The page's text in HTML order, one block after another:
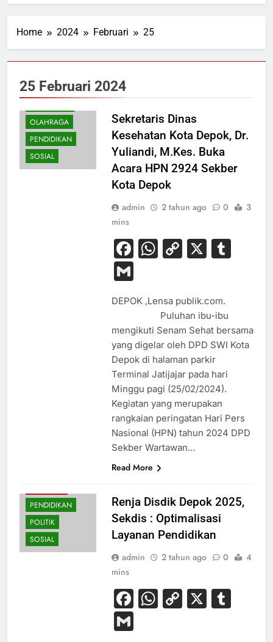
Home 2024 Februari 25
25 Februari 2024
HIBURAN
OLAHRAGA
PENDIDIKAN
SOSIAL
Sekretaris Dinas
Kesehatan Kota Depok, Dr.
Yuliandi, M.Kes. Buka
Acara HPN 2924 Sekber
Kota Depok
admin 2 tahun ago 0
3
mins
Facebook
WhatsApp
Copy
X
Gmail
DEPOK ,Lensa publik.com.
Puluhan ibu-ibu
mengikuti Senam Sehat bersama
yang digelar oleh DPD SWI Kota
Depok di halaman parkir
Terminal Jatijajar pada hari
Minggu pagi (25/02/2024).
Kegiatan yang merupakan
rangkaian peringatan Hari Pers
Nasional (HPN) tahun 2024 DPD
Sekber Wartawan…
Read More
PENDIDIKAN
POLITIK
SOSIAL
Renja Disdik Depok 2025,
Sekdis : Optimalisasi
Layanan Pendidikan
admin 2 tahun ago 0
4
mins
Facebook
WhatsApp
Copy
X
Gmail